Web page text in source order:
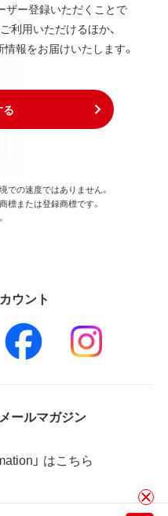
ザー登録いただくことで
利用いただけるほか、
報をお届けいたします。
での速度ではありません。
標または登録商標です。
ウント
ールマガジン
」 はこちら